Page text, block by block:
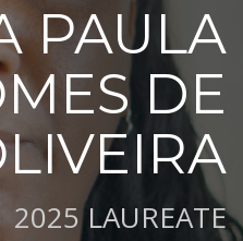
PAULA
DE
2025 LAUREATE